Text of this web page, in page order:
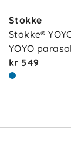
Stokke
Stokke®
YOYO
kr 549